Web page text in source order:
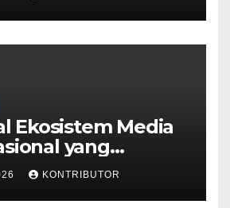
Ekosistem Media
yang
Disrupsi AI
KONTRIBUTOR